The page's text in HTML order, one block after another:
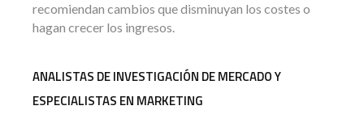
recomiendan cambios que disminuyan los costes o
hagan crecer los ingresos.
ANALISTAS DE INVESTIGACIÓN DE MERCADO Y
ESPECIALISTAS EN MARKETING